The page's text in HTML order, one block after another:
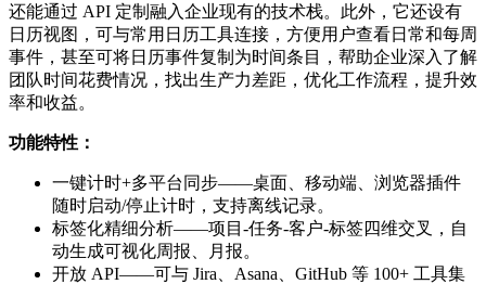
还能通过 API 定制融入企业现有的技术栈。此外，它还设有
日历视图，可与常用日历工具连接，方便用户查看日常和每周
事件，甚至可将日历事件复制为时间条目，帮助企业深入了解
团队时间花费情况，找出生产力差距，优化工作流程，提升效
率和收益。
功能特性：
一键计时+多平台同步——桌面、移动端、浏览器插件
随时启动/停止计时，支持离线记录。
标签化精细分析——项目-任务-客户-标签四维交叉，自
动生成可视化周报、月报。
开放 API——可与 Jira、Asana、GitHub 等 100+ 工具集